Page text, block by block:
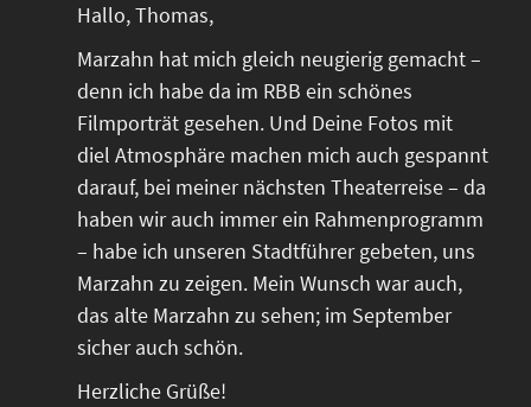
Hallo, Thomas,
Marzahn hat mich gleich neugierig gemacht –
denn ich habe da im RBB ein schönes
Filmporträt gesehen. Und Deine Fotos mit
diel Atmosphäre machen mich auch gespannt
darauf, bei meiner nächsten Theaterreise – da
haben wir auch immer ein Rahmenprogramm
– habe ich unseren Stadtführer gebeten, uns
Marzahn zu zeigen. Mein Wunsch war auch,
das alte Marzahn zu sehen; im September
sicher auch schön.
Herzliche Grüße!